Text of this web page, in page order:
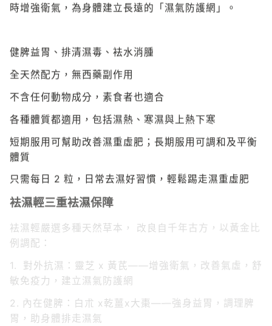
時增強衛氣，為身體建立長遠的「濕氣防護網」。
健脾益胃、排清濕毒、袪水消腫
全天然配方，無西藥副作用
不含任何動物成分，素食者也適合
各種體質都適用，包括濕熱、寒濕與上熱下寒
短期服用可幫助改善濕重虛肥；長期服用可調和及平衡
體質
只需每日 2 粒，日常去濕好習慣，輕鬆踢走濕重虛肥
袪濕輕三重袪濕保障
袪濕輕嚴選多種天然草本， 改良自千年古方，以黃金比
例調配：
1. 對外抗濕：靈芝 x 黃芪——增強衛氣，改善氣虛，舒
敏免疫力，建立濕氣防護網
2. 內在健脾：白朮 x乾薑x大棗——強身益胃，調理脾
胃，助身體排走濕氣